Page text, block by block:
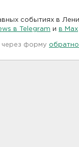
событиях в
в Telegram и в Maх
через форму